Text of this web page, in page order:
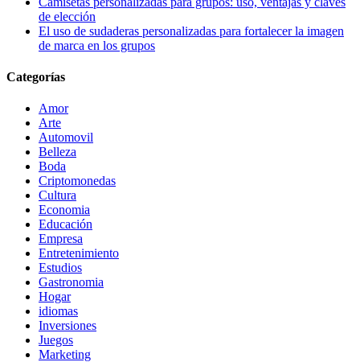
de elección
El uso de sudaderas personalizadas para fortalecer la imagen
de marca en los grupos
Categorías
Amor
Arte
Automovil
Belleza
Boda
Criptomonedas
Cultura
Economia
Educación
Empresa
Entretenimiento
Estudios
Gastronomia
Hogar
idiomas
Inversiones
Juegos
Marketing